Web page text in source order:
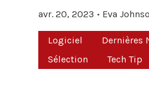
avr. 20, 2023 Eva
Logiciel
Dernières
Sélection
Tech Tip